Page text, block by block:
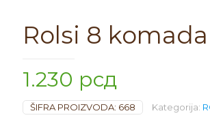
Rolsi 8 komada
1.230 рсд
ŠIFRA PROIZVODA: 668 Kategorija: